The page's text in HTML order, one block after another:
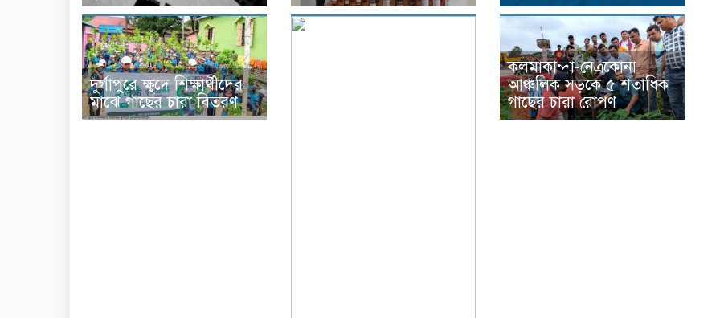
দুর্গাপুরে ক্ষুদে শিক্ষার্থীদের
মাঝে গাছের চারা বিতরণ
কলমাকান্দা-নেত্রকোনা
আঞ্চলিক সড়কে ৫ শতাধিক
গাছের চারা রোপণ